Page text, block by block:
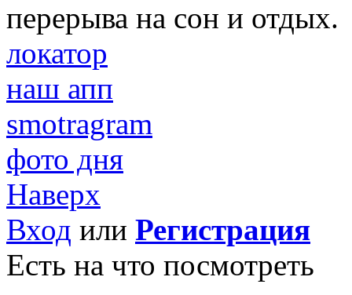
перерыва на сон и отдых.
локатор
наш апп
smotragram
фото дня
Наверх
Вход или Регистрация
Есть на что посмотреть